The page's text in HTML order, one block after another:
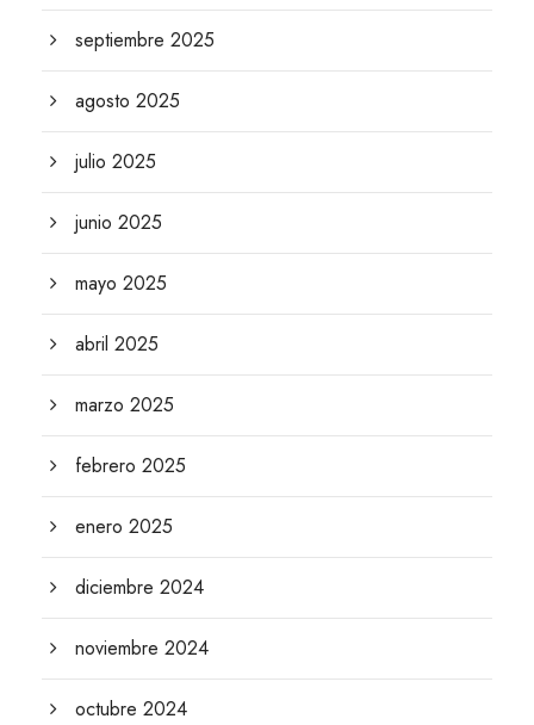
septiembre 2025
agosto 2025
julio 2025
junio 2025
mayo 2025
abril 2025
marzo 2025
febrero 2025
enero 2025
diciembre 2024
noviembre 2024
octubre 2024